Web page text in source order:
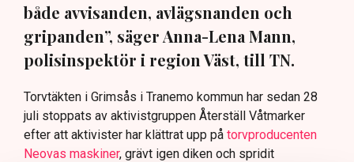
både avvisanden, avlägsnanden och
gripanden”, säger Anna-Lena Mann,
polisinspektör i region Väst, till TN.
Torvtäkten i Grimsås i Tranemo kommun har sedan 28
juli stoppats av aktivistgruppen Återställ Våtmarker
efter att aktivister har klättrat upp på torvproducenten
Neovas maskiner, grävt igen diken och spridit